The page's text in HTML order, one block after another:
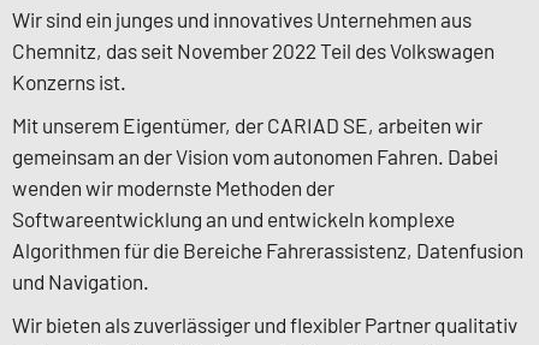
Wir sind ein junges und innovatives Unternehmen aus
Chemnitz, das seit November 2022 Teil des Volkswagen
Konzerns ist.
Mit unserem Eigentümer, der CARIAD SE, arbeiten wir
gemeinsam an der Vision vom autonomen Fahren. Dabei
wenden wir modernste Methoden der
Softwareentwicklung an und entwickeln komplexe
Algorithmen für die Bereiche Fahrerassistenz, Datenfusion
und Navigation.
Wir bieten als zuverlässiger und flexibler Partner qualitativ